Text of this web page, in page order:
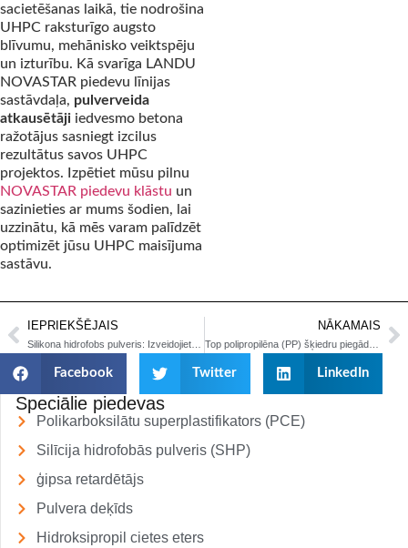
sacietēšanas laikā, tie nodrošina
UHPC raksturīgo augsto
blīvumu, mehānisko veiktspēju
un izturību. Kā svarīga LANDU
NOVASTAR piedevu līnijas
sastāvdaļa, pulverveida
atkausētāji iedvesmo betona
ražotājus sasniegt izcilus
rezultātus savos UHPC
projektos. Izpētiet mūsu pilnu
NOVASTAR piedevu klāstu un
sazinieties ar mums šodien, lai
uzzinātu, kā mēs varam palīdzēt
optimizēt jūsu UHPC maisījuma
sastāvu.
IEPRIEKŠĒJAIS NĀKAMAIS
Top polipropilēna (PP) šķiedru piegādātāji: visaptveroša salīdzināšana 2025. gadā
Facebook Twitter LinkedIn
Speciālie piedevas
Polikarboksilātu superplastifikators (PCE)
Silīcija hidrofobās pulveris (SHP)
ģipsa retardētājs
Pulvera deķīds
Hidroksipropil cietes eters